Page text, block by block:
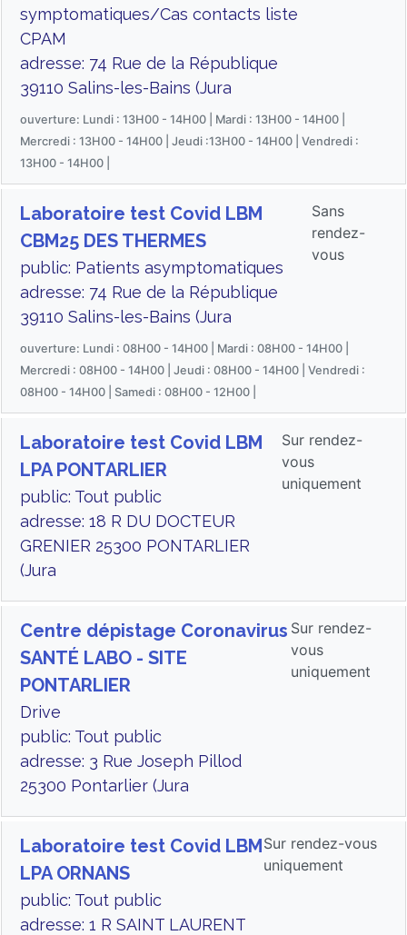
symptomatiques/Cas contacts liste
CPAM
adresse: 74 Rue de la République
39110 Salins-les-Bains (Jura
ouverture: Lundi : 13H00 - 14H00 | Mardi : 13H00 - 14H00 |
Mercredi : 13H00 - 14H00 | Jeudi :13H00 - 14H00 | Vendredi :
13H00 - 14H00 |
Laboratoire test Covid LBM
CBM25 DES THERMES
public: Patients asymptomatiques
adresse: 74 Rue de la République
39110 Salins-les-Bains (Jura
Sans
rendez-
vous
ouverture: Lundi : 08H00 - 14H00 | Mardi : 08H00 - 14H00 |
Mercredi : 08H00 - 14H00 | Jeudi : 08H00 - 14H00 | Vendredi :
08H00 - 14H00 | Samedi : 08H00 - 12H00 |
Laboratoire test Covid LBM
LPA PONTARLIER
public: Tout public
adresse: 18 R DU DOCTEUR
GRENIER 25300 PONTARLIER
(Jura
Sur rendez-
vous
uniquement
Centre dépistage Coronavirus
SANTÉ LABO - SITE
PONTARLIER
Drive
public: Tout public
adresse: 3 Rue Joseph Pillod
25300 Pontarlier (Jura
Sur rendez-
vous
uniquement
Laboratoire test Covid LBM
LPA ORNANS
public: Tout public
adresse: 1 R SAINT LAURENT
Sur rendez-vous
uniquement